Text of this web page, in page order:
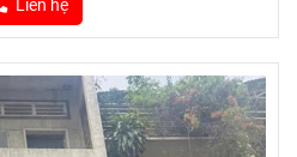
Liên hệ